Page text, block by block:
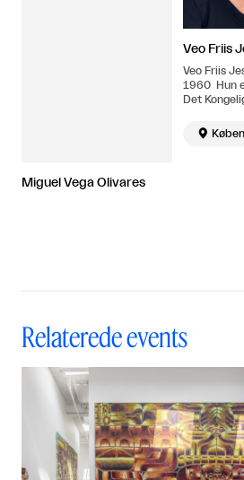
Miguel Vega Olivares
Veo Friis
Veo Friis
1960 Hun
Det
94 og
1983-85.

Relaterede events